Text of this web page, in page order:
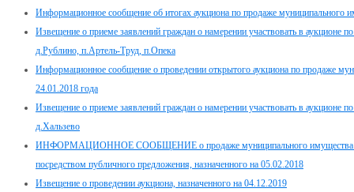
Информационное сообщение об итогах аукциона по продаже муниципального
Извещение о приеме заявлений граждан о намерении участвовать в аукционе
д.Рублино, п.Артель-Труд, п.Опека
Информационное сообщение о проведении открытого аукциона по продаже
24.01.2018 года
Извещение о приеме заявлений граждан о намерении участвовать в аукционе
д.Хальзево
ИНФОРМАЦИОННОЕ СООБЩЕНИЕ о продаже муниципального имущества
посредством публичного предложения, назначенного на 05.02.2018
Извещение о проведении аукциона, назначенного на 04.12.2019